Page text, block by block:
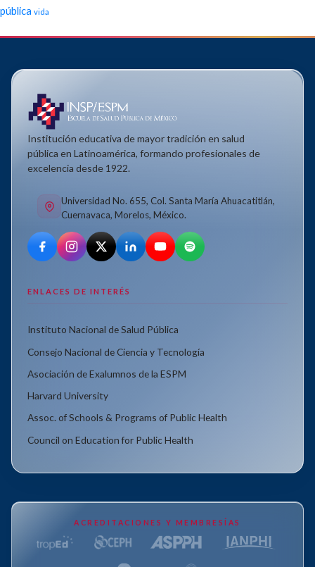
pública vida
Institución educativa de mayor tradición en salud
pública en Latinoamérica, formando profesionales de
excelencia desde 1922.
Universidad No. 655, Col. Santa María Ahuacatitlán,
Cuernavaca, Morelos, México.
ENLACES DE INTERÉS
Instituto Nacional de Salud Pública
Consejo Nacional de Ciencia y Tecnología
Asociación de Exalumnos de la ESPM
Harvard University
Assoc. of Schools & Programs of Public Health
Council on Education for Public Health
ACREDITACIONES Y MEMBRESÍAS